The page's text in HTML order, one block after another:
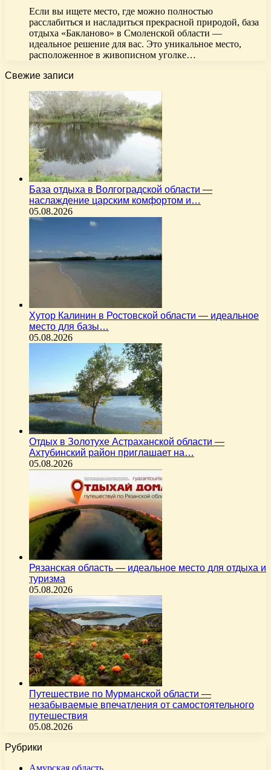
Если вы ищете место, где можно полностью
расслабиться и насладиться прекрасной природой, база
отдыха «Бакланово» в Смоленской области —
идеальное решение для вас. Это уникальное место,
расположенное в живописном уголке…
Свежие записи
База отдыха в Волгоградской области —
наслаждение царским комфортом и…
05.08.2026
Хутор Калинин в Ростовской области — идеальное
место для базы…
05.08.2026
Отдых в Золотухе Астраханской области —
Ахтубинский район приглашает на…
05.08.2026
Рязанская область — идеальное место для отдыха и
туризма
05.08.2026
Путешествие по Мурманской области —
незабываемые впечатления от самостоятельного
путешествия
05.08.2026
Рубрики